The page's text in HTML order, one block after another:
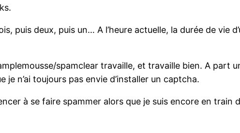
puis deux, puis un… A l’heure actuelle, la durée de vie
spamclear travaille, et travaille bien. A part
n’ai toujours pas envie d’installer un captcha.
à se faire spammer alors que je suis encore en train